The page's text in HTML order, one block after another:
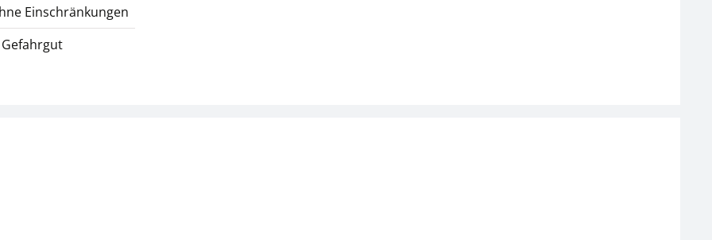
Einschränkungen